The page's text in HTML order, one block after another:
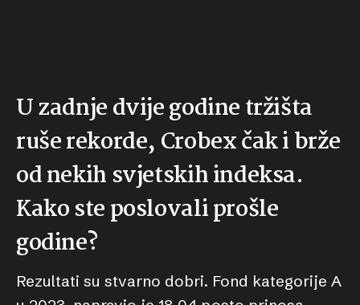
U zadnje dvije godine tržišta
ruše rekorde, Crobex čak i brže
od nekih svjetskih indeksa.
Kako ste poslovali prošle
godine?
Rezultati su stvarno dobri. Fond kategorije A